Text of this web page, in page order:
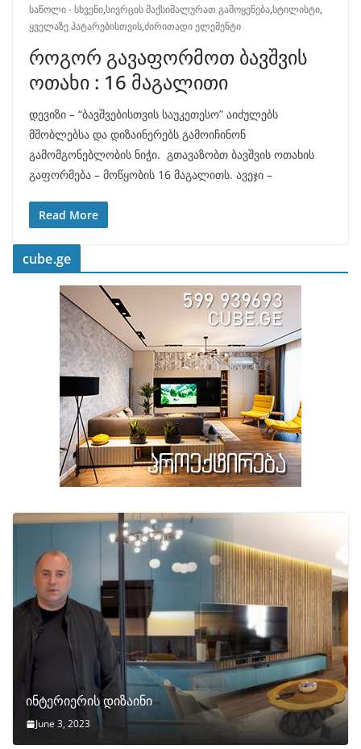
საწოლი - სხვენი,სივრცის მაქსიმალურათ გამოყენება,სტილისტი,
ყველაზე პატარებისთვის,ძირითადი ელემენტი
როგორ გავაფორმოთ ბავშვის
ოთახი : 16 მაგალითი
დევიზი – “ბავშვებისთვის საუკეთესო” აიძულებს
მშობლებსა და დიზაინერებს გამოიჩინონ
გამომგონებლობის ნიჭი. გთავაზობთ ბავშვის ოთახის
გაფორმება – მოწყობის 16 მაგალითს. ავეჯი –
Read More
cube.ge
ინტერიერის დიზაინი
June 3, 2023